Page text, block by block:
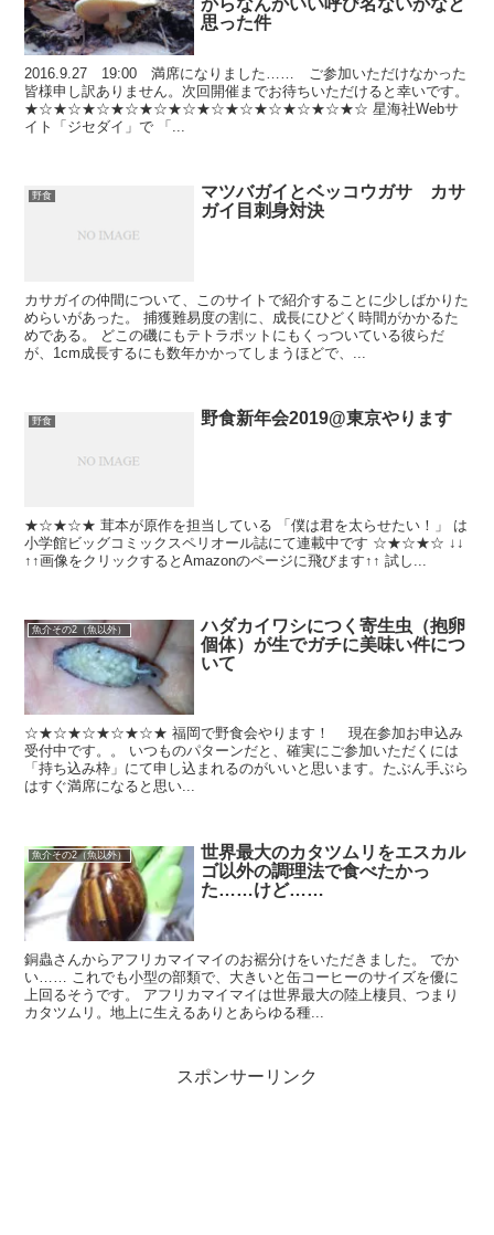
思った件
2016.9.27 19:00 満席になりました…… ご参加いただけなかった
皆様申し訳ありません。次回開催までお待ちいただけると幸いです。
★☆★☆★☆★☆★☆★☆★☆★☆★☆★☆★☆★☆ 星海社Webサ
イト「ジセダイ」で 「...
野食
マツバガイとベッコウガサ カサ
ガイ目刺身対決
カサガイの仲間について、このサイトで紹介することに少しばかりた
めらいがあった。 捕獲難易度の割に、成長にひどく時間がかかるた
めである。 どこの磯にもテトラポットにもくっついている彼らだ
が、1cm成長するにも数年かかってしまうほどで、...
野食 野食新年会2019@東京やります
★☆★☆★ 茸本が原作を担当している 「僕は君を太らせたい！」 は
小学館ビッグコミックスペリオール誌にて連載中です ☆★☆★☆ ↓↓
↑↑画像をクリックするとAmazonのページに飛びます↑↑ 試し...
魚介その2（魚以外）
ハダカイワシにつく寄生虫（抱卵
個体）が生でガチに美味い件につ
いて
☆★☆★☆★☆★☆★ 福岡で野食会やります！ 現在参加お申込み
受付中です。。 いつものパターンだと、確実にご参加いただくには
「持ち込み枠」にて申し込まれるのがいいと思います。たぶん手ぶら
はすぐ満席になると思い...
魚介その2（魚以外）
世界最大のカタツムリをエスカル
ゴ以外の調理法で食べたかっ
た……けど……
銅蟲さんからアフリカマイマイのお裾分けをいただきました。 でか
い…… これでも小型の部類で、大きいと缶コーヒーのサイズを優に
上回るそうです。 アフリカマイマイは世界最大の陸上棲貝、つまり
カタツムリ。地上に生えるありとあらゆる種...
スポンサーリンク